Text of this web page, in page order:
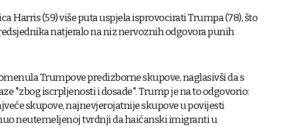
Harris (59) više puta uspjela isprovocirati Trumpa (78), što
natjeralo na niz nervoznih odgovora punih
Trumpove predizborne skupove, naglasivši da s
"zbog iscrpljenosti i dosade". Trump je na to odgovorio:
skupove, najnevjerojatnije skupove u povijesti
neutemeljenoj tvrdnji da haićanski imigranti u